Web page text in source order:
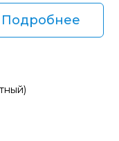
Подробнее